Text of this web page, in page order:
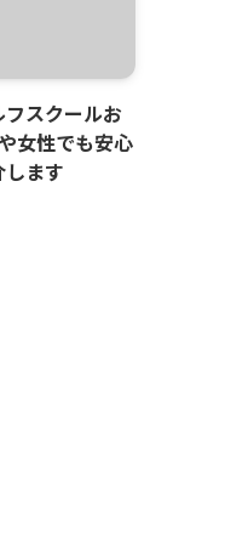
スクールお
女性でも安心
ます